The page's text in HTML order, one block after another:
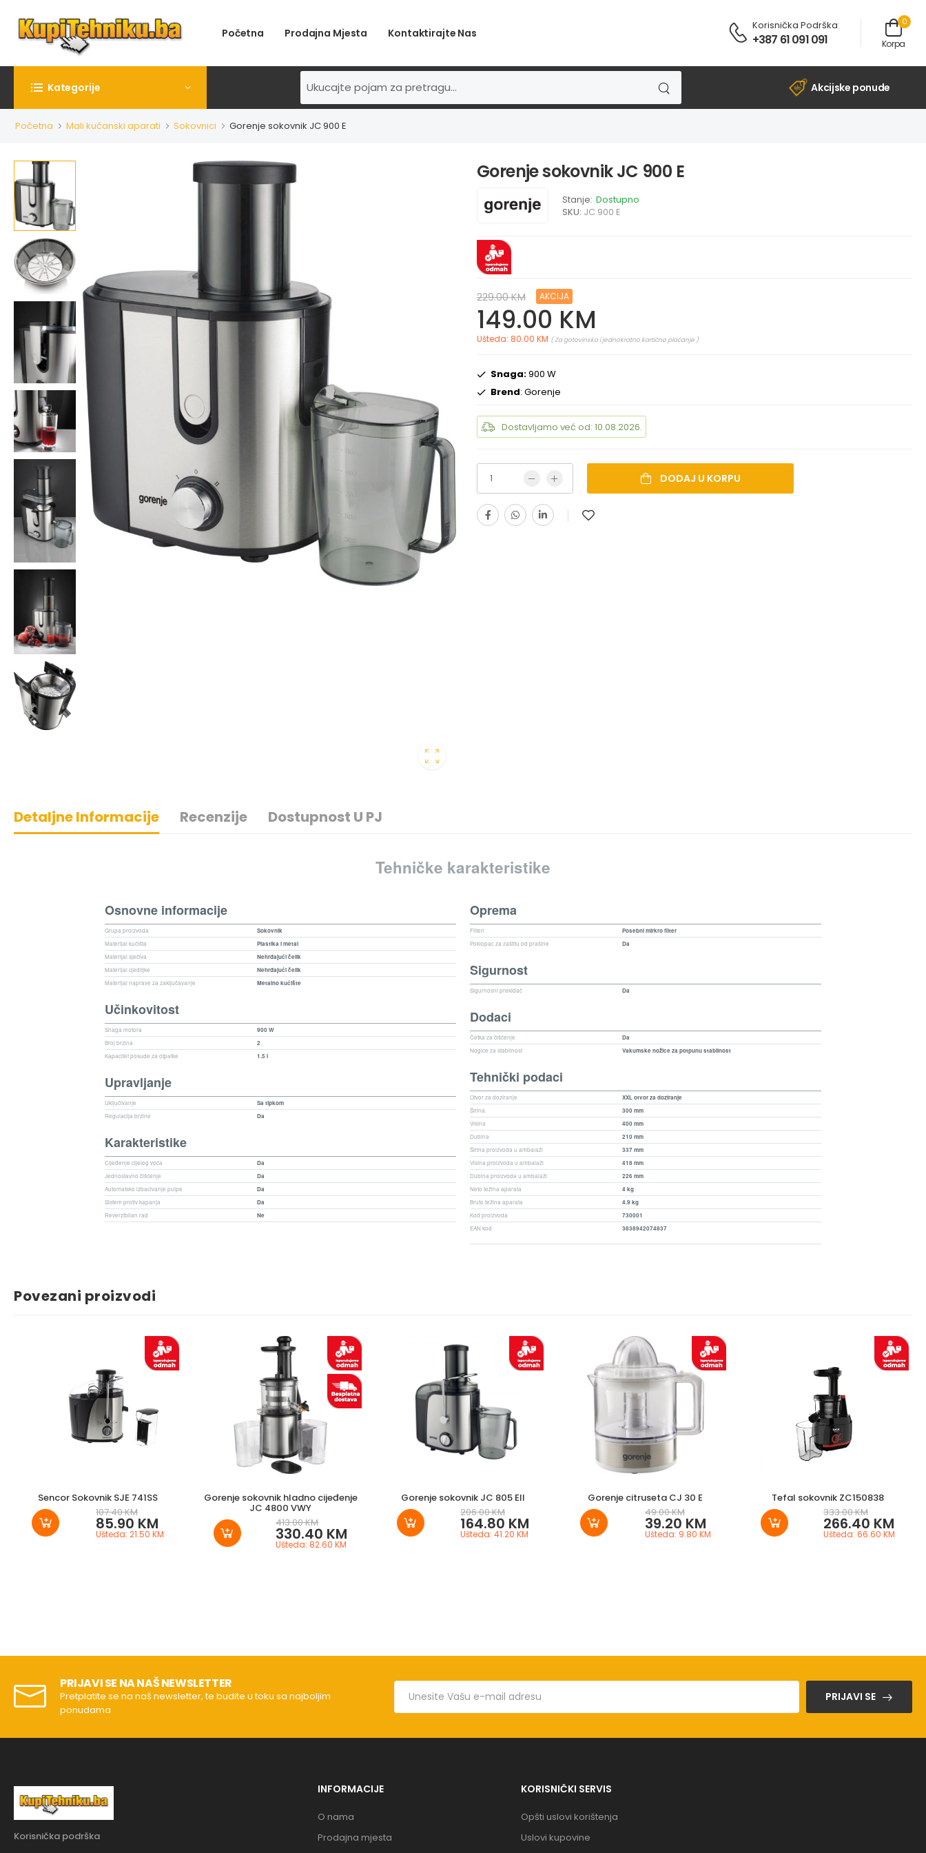
Početna Prodajna Mjesta Kontaktirajte Nas
Korisnička Podrška:
+387 61 091 091
0
Korpa
Kategorije Akcijske ponude
Početna Mali kućanski aparati Sokovnici Gorenje sokovnik JC 900 E
Gorenje sokovnik JC 900 E
Stanje: Dostupno
SKU: JC 900 E
229.00 KM AKCIJA
149.00 KM
Ušteda: 80.00 KM ( Za gotovinsko i jednokratno kartično plaćanje )
Snaga:900 W
Brend: Gorenje
Dostavljamo već od: 10.08.2026.
DODAJ U KORPU
Detaljne Informacije Recenzije Dostupnost U PJ
Tehničke karakteristike
Osnovne informacije
Grupa proizvoda
Sokovnik
Materijal kućišta
Plastika i metal
Materijal sječiva
Nehrđajući čelik
Materijal cjediljke
Nehrđajući čelik
Materijal naprave za zaključavanje
Metalno kućište
Učinkovitost
Snaga motora
900 W
Broj brzina
2
Kapacitet posude za otpatke
1.5 l
Upravljanje
Uključivanje
Sa tipkom
Regulacija brzine
Da
Karakteristike
Cijeđenje cijelog voća
Da
Jednostavno čišćenje
Da
Automatsko izbacivanje pulpe
Da
Sistem protiv kapanja
Da
Reverzibilan rad
Ne
Oprema
Filteri
Posebni mirkro filter
Poklopac za zaštitu od prašine
Da
Sigurnost
Sigurnosni prekidač Da
Dodaci
Četka za čišćenje
Da
Nogice za stabilnost
Vakumske nožice za potpunu stabilnost
Tehnički podaci
Otvor za doziranje
XXL otvor za doziranje
Širina
300 mm
Visina
400 mm
Dubina
210 mm
Širina proizvoda u ambalaži
337 mm
Visina proizvoda u ambalaži
418 mm
Dubina proizvoda u ambalaži
226 mm
Neto težina aparata
4 kg
Bruto težina aparata
4.9 kg
Kod proizvoda
730001
EAN kod
3838942074837
Povezani proizvodi
Sencor Sokovnik SJE 741SS
107.40 KM
85.90 KM
Ušteda: 21.50 KM
Gorenje sokovnik hladno cijeđenje
JC 4800 VWY
413.00 KM
330.40 KM
Ušteda: 82.60 KM
Gorenje sokovnik JC 805 EII
206.00 KM
164.80 KM
Ušteda: 41.20 KM
Gorenje citruseta CJ 30 E
49.00 KM
39.20 KM
Ušteda: 9.80 KM
Tefal sokovnik ZC150838
333.00 KM
266.40 KM
Ušteda: 66.60 KM
PRIJAVI SE NA NAŠ NEWSLETTER
Pretplatite se na naš newsletter, te budite u toku sa najboljim
ponudama
PRIJAVI SE
Korisnička podrška
INFORMACIJE
O nama
Prodajna mjesta
KORISNIČKI SERVIS
Opšti uslovi korištenja
Uslovi kupovine